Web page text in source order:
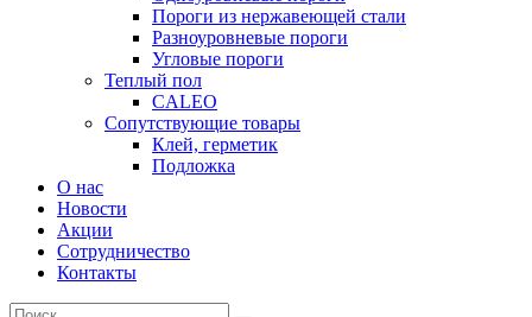
Пороги из нержавеющей стали
Разноуровневые пороги
Угловые пороги
Теплый пол
CALEO
Сопутствующие товары
Клей, герметик
Подложка
О нас
Новости
Акции
Сотрудничество
Контакты